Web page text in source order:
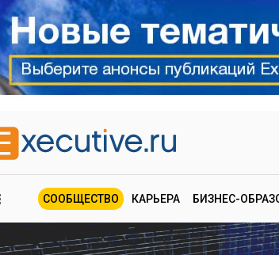
СООБЩЕСТВО КАРЬЕРА БИЗНЕС-